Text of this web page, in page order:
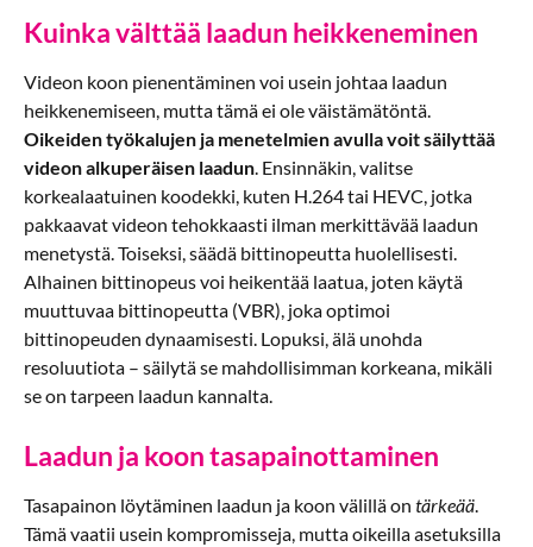
Kuinka välttää laadun heikkeneminen
Videon koon pienentäminen voi usein johtaa laadun
heikkenemiseen, mutta tämä ei ole väistämätöntä.
Oikeiden työkalujen ja menetelmien avulla voit säilyttää
videon alkuperäisen laadun. Ensinnäkin, valitse
korkealaatuinen koodekki, kuten H.264 tai HEVC, jotka
pakkaavat videon tehokkaasti ilman merkittävää laadun
menetystä. Toiseksi, säädä bittinopeutta huolellisesti.
Alhainen bittinopeus voi heikentää laatua, joten käytä
muuttuvaa bittinopeutta (VBR), joka optimoi
bittinopeuden dynaamisesti. Lopuksi, älä unohda
resoluutiota – säilytä se mahdollisimman korkeana, mikäli
se on tarpeen laadun kannalta.
Laadun ja koon tasapainottaminen
Tasapainon löytäminen laadun ja koon välillä on tärkeää.
Tämä vaatii usein kompromisseja, mutta oikeilla asetuksilla